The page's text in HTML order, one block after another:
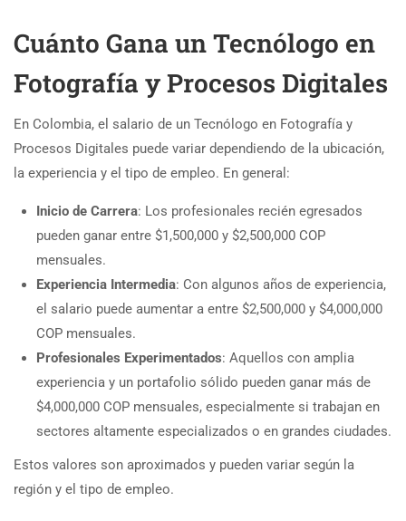
Cuánto Gana un Tecnólogo en
Fotografía y Procesos Digitales
En Colombia, el salario de un Tecnólogo en Fotografía y
Procesos Digitales puede variar dependiendo de la ubicación,
la experiencia y el tipo de empleo. En general:
Inicio de Carrera: Los profesionales recién egresados
pueden ganar entre $1,500,000 y $2,500,000 COP
mensuales.
Experiencia Intermedia: Con algunos años de experiencia,
el salario puede aumentar a entre $2,500,000 y $4,000,000
COP mensuales.
Profesionales Experimentados: Aquellos con amplia
experiencia y un portafolio sólido pueden ganar más de
$4,000,000 COP mensuales, especialmente si trabajan en
sectores altamente especializados o en grandes ciudades.
Estos valores son aproximados y pueden variar según la
región y el tipo de empleo.